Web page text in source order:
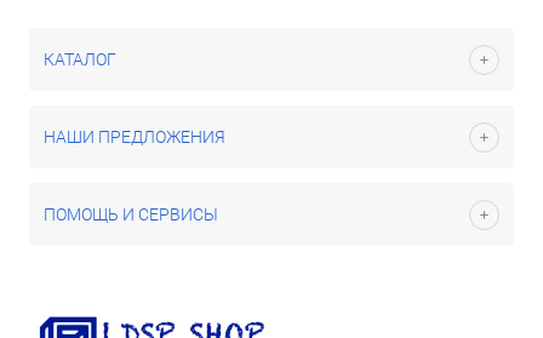
КАТАЛОГ
НАШИ ПРЕДЛОЖЕНИЯ
ПОМОЩЬ И СЕРВИСЫ